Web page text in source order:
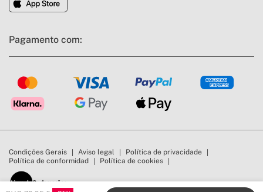
Pagamento com:
Condições Gerais Aviso legal
Política de privacidade
Política de conformidad
Política de cookies